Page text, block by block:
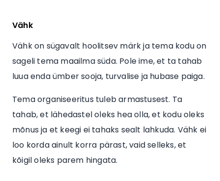
Vähk
Vähk on sügavalt hoolitsev märk ja tema kodu on
sageli tema maailma süda. Pole ime, et ta tahab
luua enda ümber sooja, turvalise ja hubase paiga.
Tema organiseeritus tuleb armastusest. Ta
tahab, et lähedastel oleks hea olla, et kodu oleks
mõnus ja et keegi ei tahaks sealt lahkuda. Vähk ei
loo korda ainult korra pärast, vaid selleks, et
kõigil oleks parem hingata.